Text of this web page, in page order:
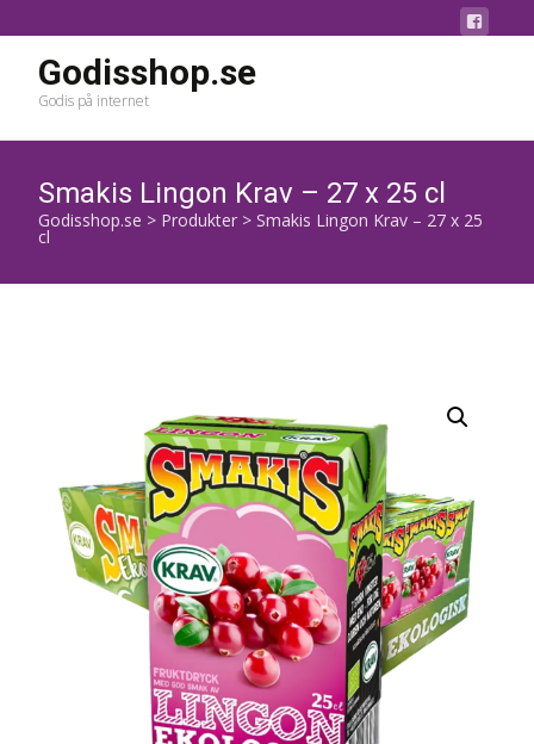
Godisshop.se
Godis på internet
Smakis Lingon Krav – 27 x 25 cl
Godisshop.se > Produkter > Smakis Lingon Krav – 27 x 25
cl